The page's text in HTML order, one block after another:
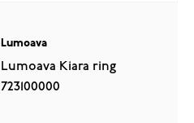
Lumoava
Lumoava Kiara ring
723100000